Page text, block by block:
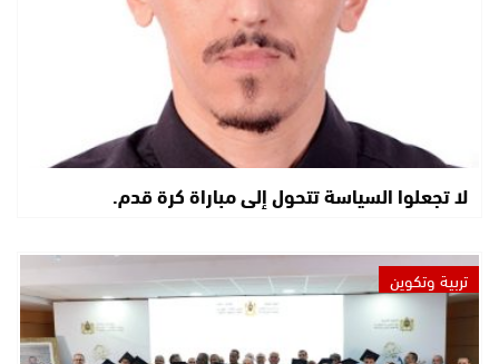
لا تجعلوا السياسة تتحول إلى مباراة كرة قدم.
تربية وتكوين